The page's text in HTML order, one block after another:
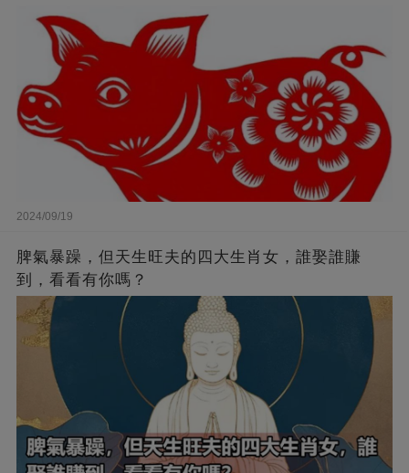
2024/09/19
脾氣暴躁，但天生旺夫的四大生肖女，誰娶誰賺
到，看看有你嗎？